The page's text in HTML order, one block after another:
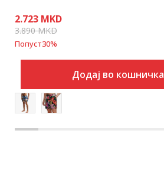
2.723 MKD
3.890MKD
Попуст30%
Додај во кошничка